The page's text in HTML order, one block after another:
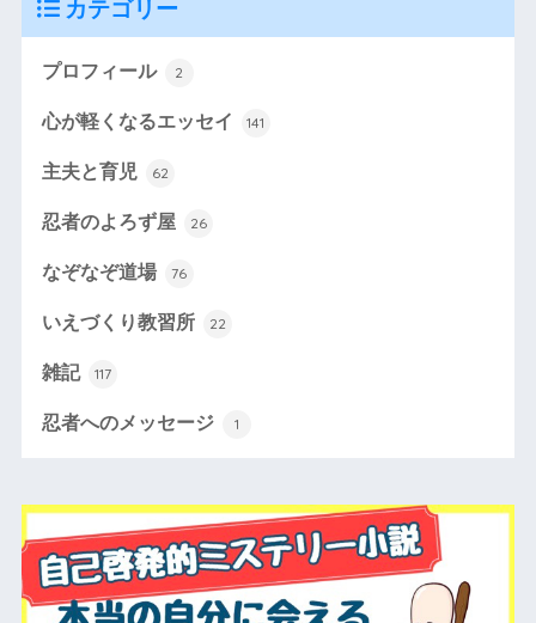
カテゴリー
プロフィール 2
心が軽くなるエッセイ 141
主夫と育児 62
忍者のよろず屋 26
なぞなぞ道場 76
いえづくり教習所 22
雑記 117
忍者へのメッセージ 1